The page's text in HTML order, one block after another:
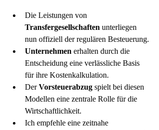
Die Leistungen von
Transfergesellschaften unterliegen
nun offiziell der regulären Besteuerung.
Unternehmen erhalten durch die
Entscheidung eine verlässliche Basis
für ihre Kostenkalkulation.
Der Vorsteuerabzug spielt bei diesen
Modellen eine zentrale Rolle für die
Wirtschaftlichkeit.
Ich empfehle eine zeitnahe